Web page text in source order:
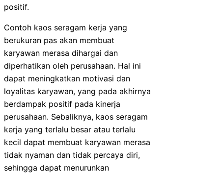
positif.
Contoh kaos seragam kerja yang
berukuran pas akan membuat
karyawan merasa dihargai dan
diperhatikan oleh perusahaan. Hal ini
dapat meningkatkan motivasi dan
loyalitas karyawan, yang pada akhirnya
berdampak positif pada kinerja
perusahaan. Sebaliknya, kaos seragam
kerja yang terlalu besar atau terlalu
kecil dapat membuat karyawan merasa
tidak nyaman dan tidak percaya diri,
sehingga dapat menurunkan